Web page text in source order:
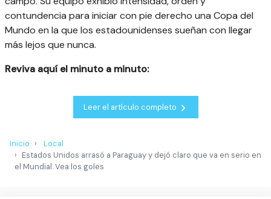
contundencia para iniciar con pie derecho una Copa del
Mundo en la que los estadounidenses sueñan con llegar
más lejos que nunca.
Reviva aquí el minuto a minuto:
Leer el artículo completo
Inicio
Local
Estados Unidos arrasó a Paraguay y dejó claro que va en serio en
el Mundial. Vea los goles